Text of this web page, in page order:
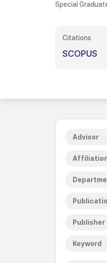
Special
Citations
SCOPUS
Advisor
Publisher
Keyword